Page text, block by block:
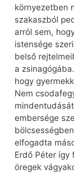
környezetben
szakaszból
arról sem,
istensége
belső
a
hogy
Nem
embersége
elfogadta
Erdő Péter így
öregek